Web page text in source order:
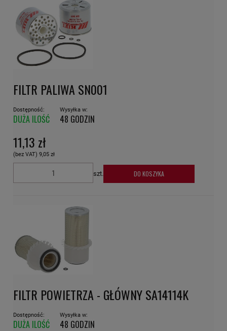
FILTR PALIWA SN001
Dostępność:
DUŻA ILOŚĆ
Wysyłka w:
48 GODZIN
11,13 zł
(bez VAT) 9,05 zł
szt. DO KOSZYKA
FILTR POWIETRZA - GŁÓWNY SA14114K
Dostępność:
DUŻA ILOŚĆ
Wysyłka w:
48 GODZIN